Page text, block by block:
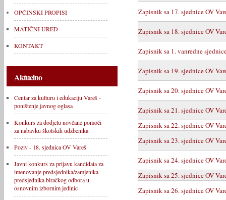
OPĆINSKI PROPISI
MATIČNI URED
KONTAKT
Aktuelno
Centar za kulturu i edukaciju Vareš -
poništenje javnog oglasa
Konkurs za dodjelu novčane pomoći
za nabavku školskih udžbenika
Poziv - 18. sjednica OV Vareš
Javni konkurs za prijavu kandidata za
imenovanje predsjednika/zamjenika
predsjednika biračkog odbora u
osnovnim izbornim jedinic
Zapisnik sa 17. sjednice OV
Zapisnik sa 18. sjednice OV
Zapisnik sa 1. vanredne
Zapisnik sa 19. sjednice OV
Zapisnik sa 20. sjednice OV
Zapisnik sa 21. sjednice OV
Zapisnik sa 22. sjednice OV
Zapisnik sa 23. sjednice OV
Zapisnik sa 24. sjednice OV
Zapisnik sa 25. sjednice OV
Zapisnik sa 26. sjednice OV